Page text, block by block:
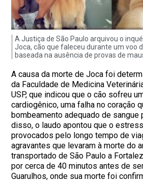
A Justiça de São Paulo arquivou o
Joca, cão que faleceu durante um voo
baseada na ausência de provas de
A causa da morte de Joca foi
da Faculdade de Medicina
USP, que indicou que o cão sofreu
cardiogênico, uma falha no coração
bombeamento adequado de sangue
disso, o laudo apontou que o
provocados pelo longo tempo de
agravantes que levaram à morte do
transportado de São Paulo a
por cerca de 40 minutos antes de
Guarulhos, onde sua morte foi